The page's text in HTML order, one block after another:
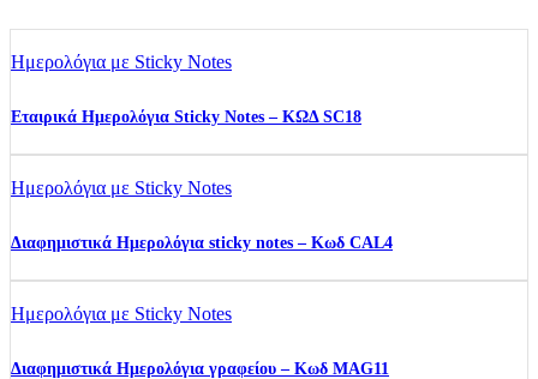
Ημερολόγια με Sticky Notes
Εταιρικά Ημερολόγια Sticky Notes – ΚΩΔ SC18
Ημερολόγια με Sticky Notes
Διαφημιστικά Ημερολόγια sticky notes – Kωδ CAL4
Ημερολόγια με Sticky Notes
Διαφημιστικά Ημερολόγια γραφείου – Κωδ MAG11